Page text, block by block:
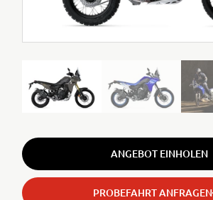
ANGEBOT EINHOLEN
PROBEFAHRT ANFRAGEN